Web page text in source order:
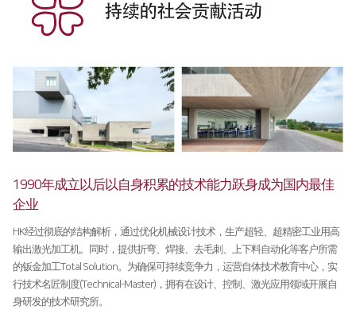
FL3015 Fiber
二氧化碳∨
FL3015 二氧化碳
PS series 二氧化碳
PL3015 二氧化碳
割管专用机
折弯机
去毛刺机
特殊用途∨
服务
社会贡献
社会贡献活动
活动评论
1990年成立以后以自身积累的技术能力跃身成为国内最佳
企业
HK经过彻底的结构解析，通过优化机械设计技术，生产超轻、超精密工业用高
输出激光加工机。同时，提供折弯、焊接、去毛刺、上下料自动化等客户所需
的钣金加工Total Solution。为确保可持续竞争力，运营自体技术教育中心，实
行技术名匠制度(Technical-Master)，拥有在设计、控制、激光应用领域开展自
身研发的技术研究所。